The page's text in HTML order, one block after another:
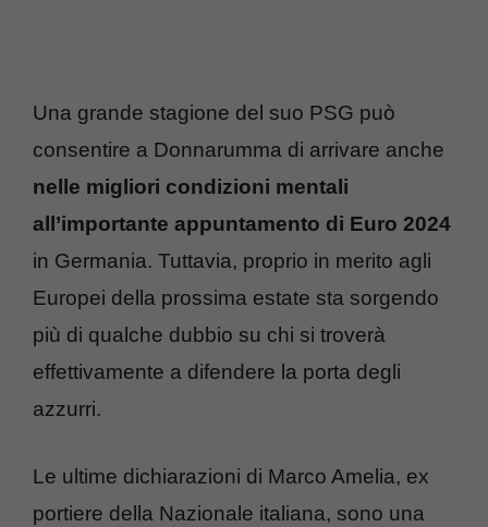
Una grande stagione del suo PSG può
consentire a Donnarumma di arrivare anche
nelle migliori condizioni mentali
all’importante appuntamento di Euro 2024
in Germania. Tuttavia, proprio in merito agli
Europei della prossima estate sta sorgendo
più di qualche dubbio su chi si troverà
effettivamente a difendere la porta degli
azzurri.
Le ultime dichiarazioni di Marco Amelia, ex
portiere della Nazionale italiana, sono una